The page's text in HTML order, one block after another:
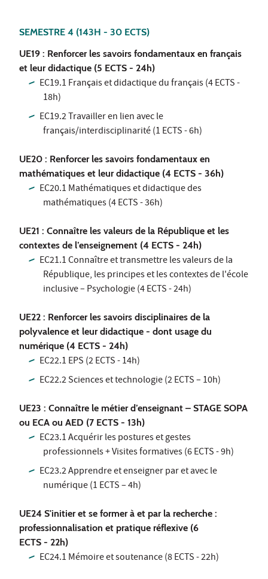
SEMESTRE 4 (143H - 30 ECTS)
UE19 : Renforcer les savoirs fondamentaux en français
et leur didactique (5 ECTS - 24h)
EC19.1 Français et didactique du français (4 ECTS -
18h)
EC19.2 Travailler en lien avec le
français/interdisciplinarité (1 ECTS - 6h)
UE20 : Renforcer les savoirs fondamentaux en
mathématiques et leur didactique (4 ECTS - 36h)
EC20.1 Mathématiques et didactique des
mathématiques (4 ECTS - 36h)
UE21 : Connaître les valeurs de la République et les
contextes de l’enseignement (4 ECTS - 24h)
EC21.1 Connaître et transmettre les valeurs de la
République, les principes et les contextes de l'école
inclusive – Psychologie (4 ECTS - 24h)
UE22 : Renforcer les savoirs disciplinaires de la
polyvalence et leur didactique - dont usage du
numérique (4 ECTS - 24h)
EC22.1 EPS (2 ECTS - 14h)
EC22.2 Sciences et technologie (2 ECTS – 10h)
UE23 : Connaître le métier d’enseignant – STAGE SOPA
ou ECA ou AED (7 ECTS - 13h)
EC23.1 Acquérir les postures et gestes
professionnels + Visites formatives (6 ECTS - 9h)
EC23.2 Apprendre et enseigner par et avec le
numérique (1 ECTS – 4h)
UE24 S'initier et se former à et par la recherche :
professionnalisation et pratique réflexive (6
ECTS - 22h)
EC24.1 Mémoire et soutenance (8 ECTS - 22h)